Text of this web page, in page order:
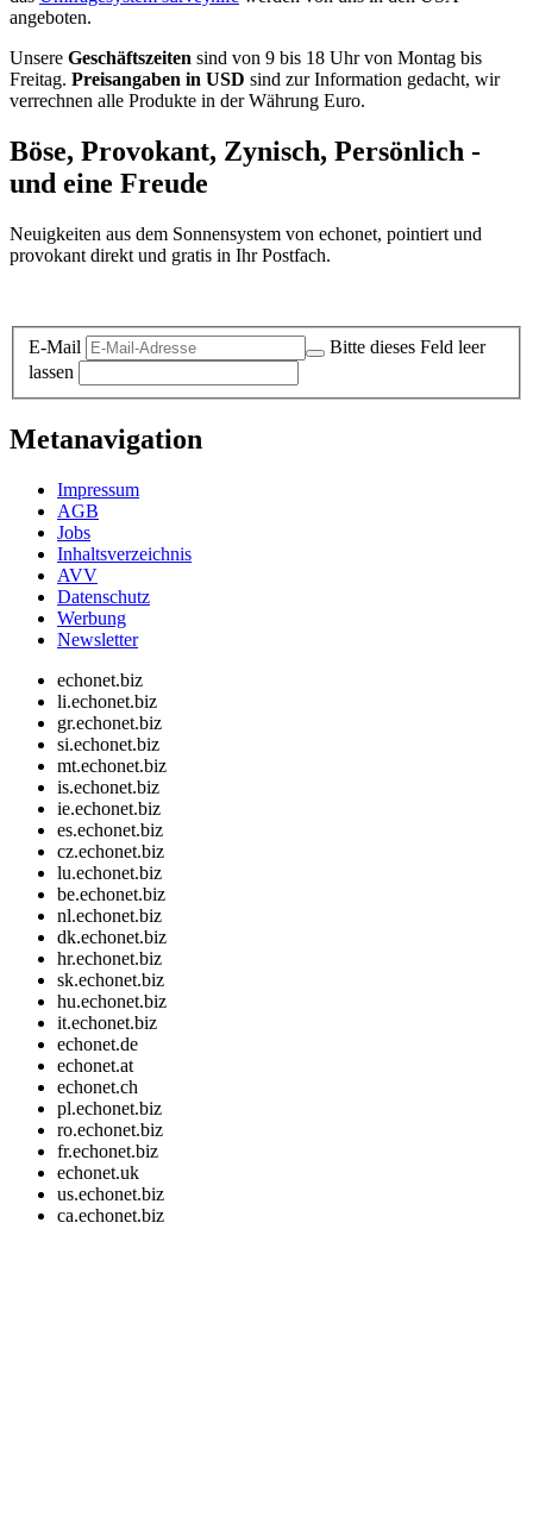
angeboten.
Unsere Geschäftszeiten sind von 9 bis 18 Uhr von Montag bis
Freitag. Preisangaben in USD sind zur Information gedacht, wir
verrechnen alle Produkte in der Währung Euro.
Böse, Provokant, Zynisch, Persönlich -
und eine Freude
Neuigkeiten aus dem Sonnensystem von echonet, pointiert und
provokant direkt und gratis in Ihr Postfach.
E-Mail
Bitte dieses Feld leer
lassen
Metanavigation
Impressum
AGB
Jobs
Inhaltsverzeichnis
AVV
Datenschutz
Werbung
Newsletter
echonet.biz
li.echonet.biz
gr.echonet.biz
si.echonet.biz
mt.echonet.biz
is.echonet.biz
ie.echonet.biz
es.echonet.biz
cz.echonet.biz
lu.echonet.biz
be.echonet.biz
nl.echonet.biz
dk.echonet.biz
hr.echonet.biz
sk.echonet.biz
hu.echonet.biz
it.echonet.biz
echonet.de
echonet.at
echonet.ch
pl.echonet.biz
ro.echonet.biz
fr.echonet.biz
echonet.uk
us.echonet.biz
ca.echonet.biz